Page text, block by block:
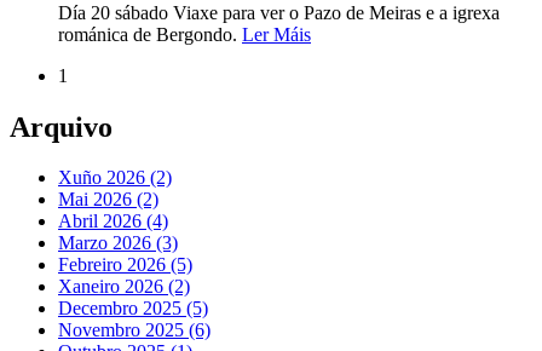
Día 20 sábado Viaxe para ver o Pazo de Meiras e a igrexa
románica de Bergondo. Ler Máis
1
Arquivo
Xuño 2026 (2)
Mai 2026 (2)
Abril 2026 (4)
Marzo 2026 (3)
Febreiro 2026 (5)
Xaneiro 2026 (2)
Decembro 2025 (5)
Novembro 2025 (6)